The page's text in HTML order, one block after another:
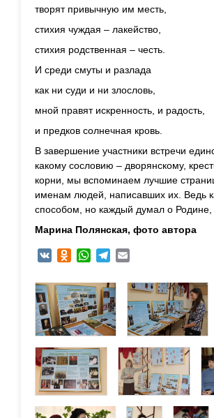
творят привычную им месть,
стихия чуждая – лакейство,
стихия родственная – честь.
И среди смуты и разлада
как ни суди и ни злословь,
мной правят искренность, и радость,
и предков солнечная кровь.
В завершение участники встречи
какому сословию – дворянскому,
корни, мы вспоминаем лучшие
именам людей, написавших их. Ведь
способом, но каждый думал о Родине,
Марина Полянская, фото автора
VK Odnoklassniki
WhatsAppTelegram